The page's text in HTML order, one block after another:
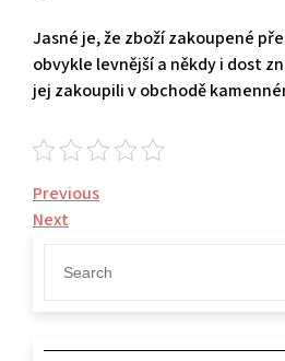
Jasné je, že zboží zakoupené
obvykle levnější a někdy i dost
jej zakoupili v obchodě
Navigace
pro
příspěvek
Previous
Post
Previous
Next
Post
Next